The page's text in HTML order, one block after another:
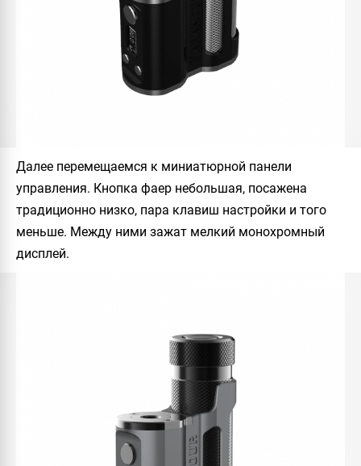
Далее перемещаемся к миниатюрной панели
управления. Кнопка фаер небольшая, посажена
традиционно низко, пара клавиш настройки и того
меньше. Между ними зажат мелкий монохромный
дисплей.